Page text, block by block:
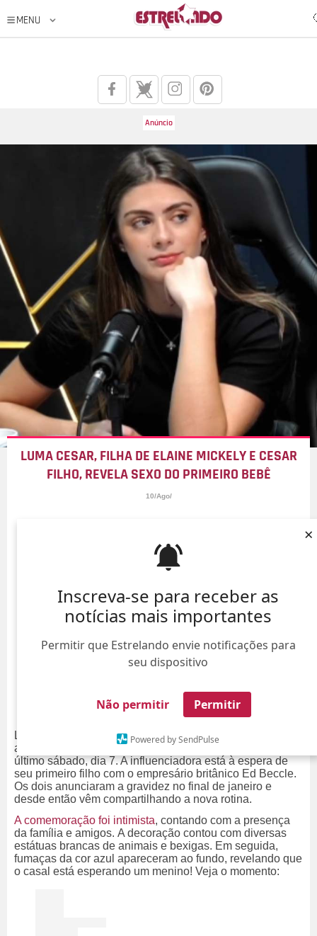
Inscreva-se para receber as
notícias mais importantes
Permitir que Estrelando envie notificações para
seu dispositivo
Não permitir Permitir
Powered by SendPulse
×
LUMA CESAR, FILHA DE ELAINE MICKELY E CESAR
FILHO, REVELA SEXO DO PRIMEIRO BEBÊ
10/Ago/
Luma Cesar, filha da atriz Elaine Mickely e do
apresentador Cesar Filho, realizou um chá revelação no
último sábado, dia 7. A influenciadora está à espera de
seu primeiro filho com o empresário britânico Ed Beccle.
Os dois anunciaram a gravidez no final de janeiro e
desde então vêm compartilhando a nova rotina.
A comemoração foi intimista, contando com a presença
da família e amigos. A decoração contou com diversas
estátuas brancas de animais e bexigas. Em seguida,
fumaças da cor azul apareceram ao fundo, revelando que
o casal está esperando um menino! Veja o momento: